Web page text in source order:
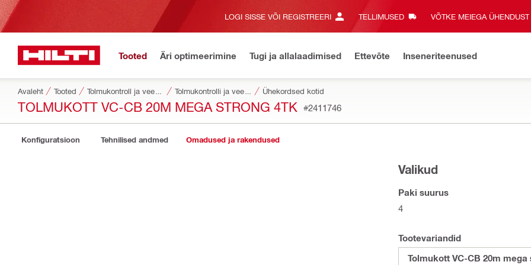
LOGI SISSE VÕI REGISTREERI TELLIMUSED VÕTKE MEIEGA ÜHENDUST‎
Tooted Äri optimeerimine Tugi ja allalaadimised Ettevõte Inseneriteenused
Avaleht Tooted Ühekordsed kotid
TOLMUKOTT VC-CB 20M MEGA STRONG 4TK #2411746
Konfiguratsioon Tehnilised andmed Omadused ja rakendused
Valikud
Paki suurus
4
Tootevariandid
Tolmukott VC-CB 20m mega